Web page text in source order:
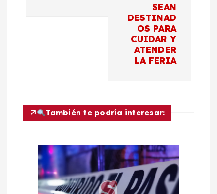
n
SEAN
DESTINAD
OS PARA
CUIDAR Y
ATENDER
LA FERIA
También te podría interesar: